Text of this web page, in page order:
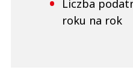
Liczba
roku na rok